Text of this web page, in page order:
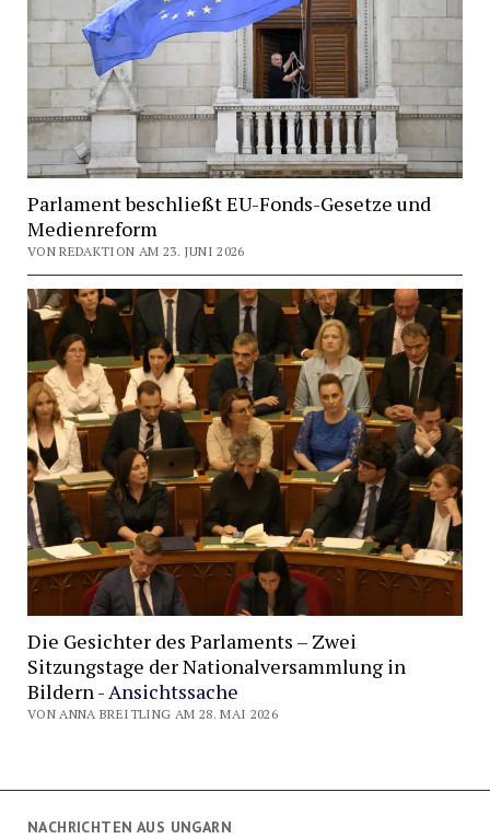
NACHRICHTEN AUS UNGARN
Parlament beschließt EU-Fonds-Gesetze und
Medienreform
VON REDAKTION AM 23. JUNI 2026
Die Gesichter des Parlaments – Zwei
Sitzungstage der Nationalversammlung in
Bildern -Ansichtssache
VON ANNA BREITLING AM 28. MAI 2026